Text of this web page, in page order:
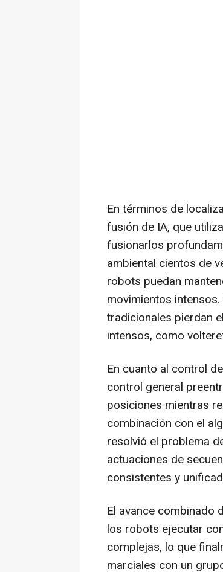
En términos de
fusión de IA, que
fusionarlos
ambiental cientos de
robots puedan
movimientos
tradicionales pierdan
intensos, como
En cuanto al control
control general
posiciones mientras
combinación con el
resolvió el problema
actuaciones de
consistentes y
El avance combinado
los robots ejecutar
complejas, lo que
marciales con un